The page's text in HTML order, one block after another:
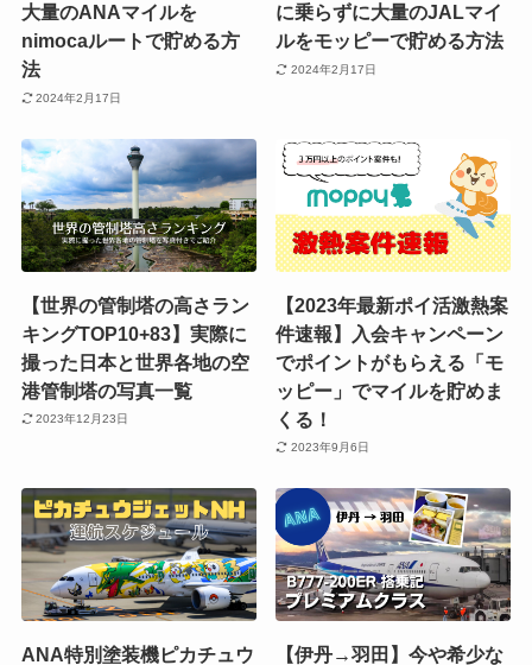
大量のANAマイルを
nimocaルートで貯める方
法
2024年2月17日
に乗らずに大量のJALマイ
ルをモッピーで貯める方法
2024年2月17日
【世界の管制塔の高さラン
キングTOP10+83】実際に
撮った日本と世界各地の空
港管制塔の写真一覧
2023年12月23日
【2023年最新ポイ活激熱案
件速報】入会キャンペーン
でポイントがもらえる「モ
ッピー」でマイルを貯めま
くる！
2023年9月6日
ANA特別塗装機ピカチュウ
【伊丹→羽田】今や希少な